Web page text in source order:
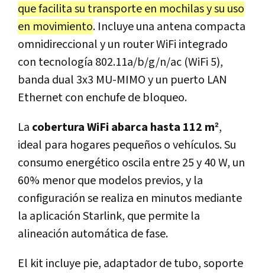
que facilita su transporte en mochilas y su uso
en movimiento. Incluye una antena compacta
omnidireccional y un router WiFi integrado
con tecnología 802.11a/b/g/n/ac (WiFi 5),
banda dual 3x3 MU-MIMO y un puerto LAN
Ethernet con enchufe de bloqueo.
La cobertura WiFi abarca hasta 112 m²,
ideal para hogares pequeños o vehículos. Su
consumo energético oscila entre 25 y 40 W, un
60% menor que modelos previos, y la
configuración se realiza en minutos mediante
la aplicación Starlink, que permite la
alineación automática de fase.
El kit incluye pie, adaptador de tubo, soporte